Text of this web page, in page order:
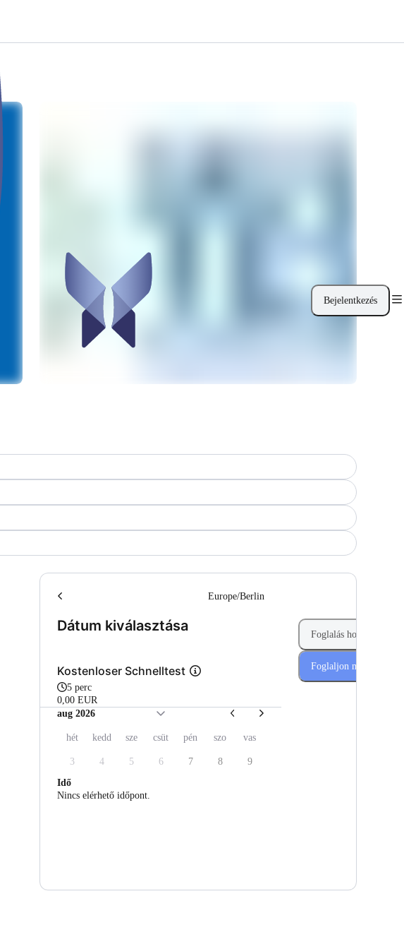
Bejelentkezés
Dátum kiválasztása(Lépés 1 a 2-ból)
Europe/Berlin
Kostenloser Schnelltest
5 perc
0,00 EUR
aug 2026
hét kedd sze csüt pén szo vas
3 4 5 6 7 8
9
Idő
Nincs elérhető időpont.
Foglalás hozzáadása
Foglaljon most